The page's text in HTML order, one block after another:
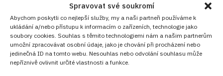
Spravovat své soukromí
Abychom poskytli co nejlepší služby, my a naši partneři používáme k
ukládání a/nebo přístupu k informacím o zařízeních, technologie jako
soubory cookies. Souhlas s těmito technologiemi nám a našim partnerům
umožní zpracovávat osobní údaje, jako je chování při procházení nebo
jedinečná ID na tomto webu. Nesouhlas nebo odvolání souhlasu může
nepříznivě ovlivnit určité vlastnosti a funkce.